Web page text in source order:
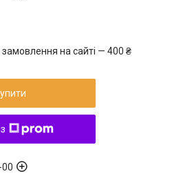
на сайті — 400 ₴